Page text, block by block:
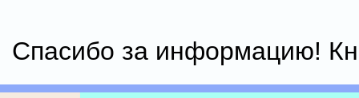
Cпасибо за информацию!